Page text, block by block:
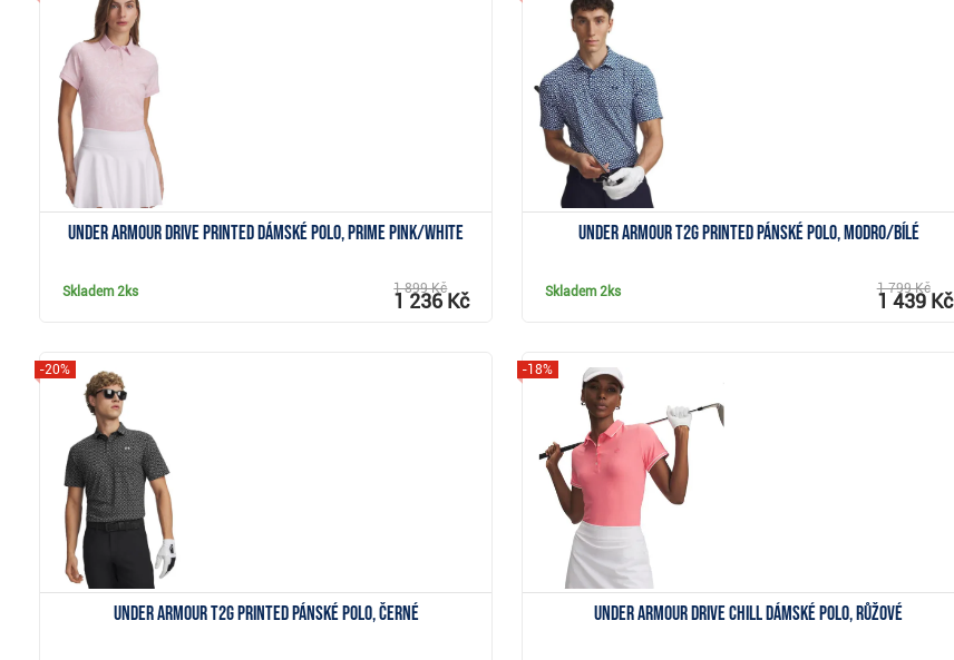
Under Armour Drive Printed dámské polo, prime pink/white
Skladem2ks 1 899 Kč
1 236 Kč
Under Armour T2G Printed pánské polo, modro/bílé
Skladem2ks 1 799 Kč
1 439 Kč
Under Armour T2G Printed pánské polo, černé
-20%
Under Armour Drive Chill dámské polo, růžové
-18%
Zobrazit